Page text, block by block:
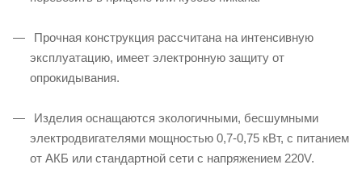
Прочная конструкция рассчитана на интенсивную
эксплуатацию, имеет электронную защиту от
опрокидывания.
Изделия оснащаются экологичными, бесшумными
электродвигателями мощностью 0,7-0,75 кВт, с питанием
от АКБ или стандартной сети с напряжением 220V.